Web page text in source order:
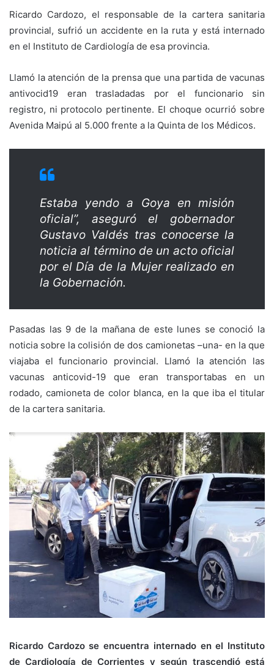
Ricardo Cardozo, el responsable de la cartera sanitaria
provincial, sufrió un accidente en la ruta y está internado
en el Instituto de Cardiología de esa provincia.
Llamó la atención de la prensa que una partida de vacunas
antivocid19 eran trasladadas por el funcionario sin
registro, ni protocolo pertinente. El choque ocurrió sobre
Avenida Maipú al 5.000 frente a la Quinta de los Médicos.
Estaba yendo a Goya en misión
oficial”, aseguró el gobernador
Gustavo Valdés tras conocerse la
noticia al término de un acto oficial
por el Día de la Mujer realizado en
la Gobernación.
Pasadas las 9 de la mañana de este lunes se conoció la
noticia sobre la colisión de dos camionetas –una- en la que
viajaba el funcionario provincial. Llamó la atención las
vacunas anticovid-19 que eran transportabas en un
rodado, camioneta de color blanca, en la que iba el titular
de la cartera sanitaria.
Ricardo Cardozo se encuentra internado en el Instituto
de Cardiología de Corrientes y según trascendió está